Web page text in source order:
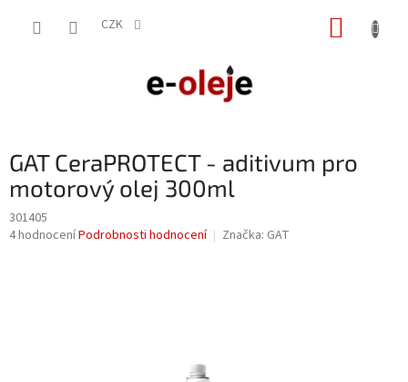
CZK
GAT CeraPROTECT - aditivum pro
motorový olej 300ml
301405
Průměrné
4 hodnoceníPodrobnosti hodnocení Značka: GAT